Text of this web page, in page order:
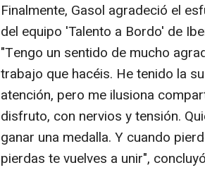
Finalmente, Gasol agradeció el
del equipo 'Talento a Bordo' de
"Tengo un sentido de mucho
trabajo que hacéis. He tenido la
atención, pero me ilusiona
disfruto, con nervios y tensión.
ganar una medalla. Y cuando
pierdas te vuelves a unir",